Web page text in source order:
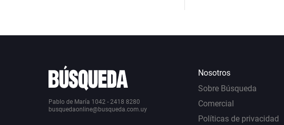
Pablo de María 1042 - 2418 8280
busquedaonline@busqueda.com.uy
Nosotros
Sobre Búsqueda
Comercial
Políticas de privacidad